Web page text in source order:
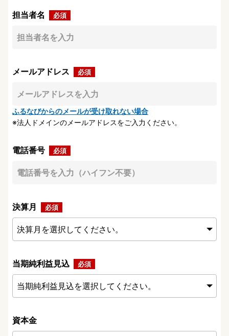
担当者名
メールアドレス
ふるなびからのメールが受け取れない場合
法人ドメインのメールアドレスをご入力ください。
電話番号
決算月
当期純利益見込
資本金